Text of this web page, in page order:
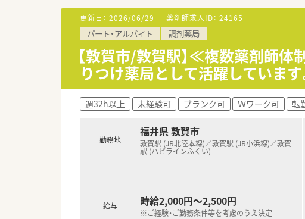
更新日： 2026/06/29 薬剤師求人ID： 24165
パート・アルバイト 調剤薬局
【敦賀市/敦賀駅】≪複数薬剤師
りつけ薬局として活躍しています
週32h以上 未経験可 ブランク可 Ｗワーク可 転
勤務地
福井県 敦賀市
敦賀駅 (JR北陸本線)／敦賀駅 (JR小浜線)／敦賀
駅 (ハピラインふくい)
給与 時給2,000円～2,500円
※ご経験・ご勤務条件等を考慮のうえ決定